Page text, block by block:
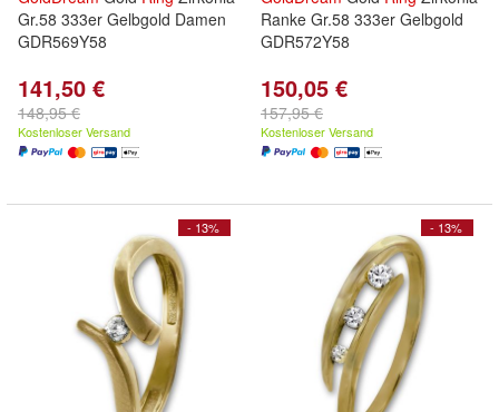
Gr.58 333er Gelbgold Damen
GDR569Y58
141,50 €
148,95 €
Kostenloser Versand
Ranke Gr.58 333er Gelbgold
GDR572Y58
150,05 €
157,95 €
Kostenloser Versand
- 13% - 13%